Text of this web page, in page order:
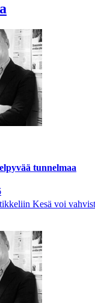
tunnelmaa
Kesä voi